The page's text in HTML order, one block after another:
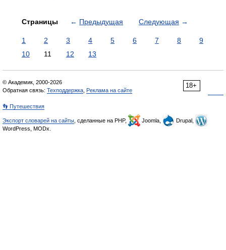
Страницы ← Предыдущая Следующая →
1 2 3 4 5 6 7 8
9
10
11 12 13
18+
© Академик, 2000-2026
Обратная связь: Техподдержка Реклама на сайте
👣 Путешествия
Экспорт словарей на сайты , сделанные на PHP, Joomla,
Drupal,
WordPress, MODx.